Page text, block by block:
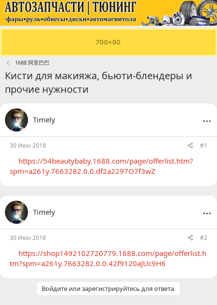
1688 阿里巴巴
Кисти для макияжа, бьюти-блендеры и
прочие нужности
Timely ...
30 Июн 2018 #1
https://54beautybaby.1688.com/page/offerlist.htm?
spm=a261y.7663282.0.0.df2a2297O7f3wZ
Timely ...
30 Июн 2018 #2
https://shop1492102720779.1688.com/page/offerlist.h
tm?spm=a261y.7663282.0.0.42f9120aJUc9H6
Войдите или зарегистрируйтесь для ответа.